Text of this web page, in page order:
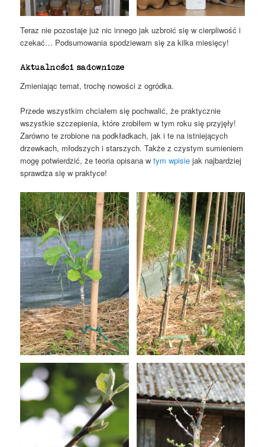
Teraz nie pozostaje już nic innego jak uzbroić się w cierpliwość i
czekać… Podsumowania spodziewam się za kilka miesięcy!
Aktualności sadownicze
Zmieniając temat, trochę nowości z ogródka.
Przede wszystkim chciałem się pochwalić, że praktycznie
wszystkie szczepienia, które zrobiłem w tym roku się przyjęły!
Zarówno te zrobione na podkładkach, jak i te na istniejących
drzewkach, młodszych i starszych. Także z czystym sumieniem
mogę potwierdzić, że teoria opisana wtym wpisie jak najbardziej
sprawdza się w praktyce!